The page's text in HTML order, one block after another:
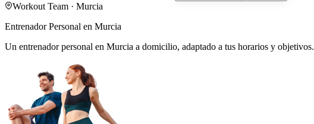
Workout Team · Murcia
Entrenador Personal en Murcia
Un entrenador personal en Murcia a domicilio, adaptado a tus horarios y objetivos.